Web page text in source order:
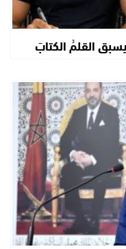
القلمُ الكتابَ